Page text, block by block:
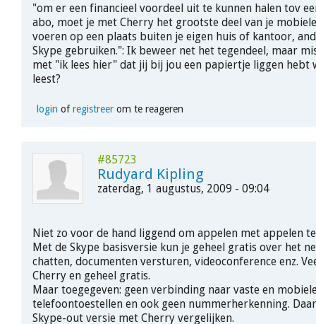
"om er een financieel voordeel uit te kunnen halen tov
abo, moet je met Cherry het grootste deel van je
voeren op een plaats buiten je eigen huis of kantoor,
Skype gebruiken.": Ik beweer net het tegendeel, maar
met "ik lees hier" dat jij bij jou een papiertje liggen hebt
leest?
login ofregistreerom te reageren
#85723
Rudyard Kipling
zaterdag, 1 augustus, 2009 - 09:04
Niet zo voor de hand liggend om appelen met appelen
Met de Skype basisversie kun je geheel gratis over het
chatten, documenten versturen, videoconference enz.
Cherry en geheel gratis.
Maar toegegeven: geen verbinding naar vaste en
telefoontoestellen en ook geen nummerherkenning.
Skype-out versie met Cherry vergelijken.